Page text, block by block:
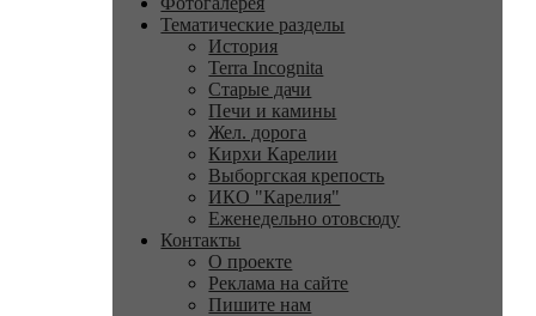
Тематические разделы
История
Terra Incognita
Старые дачи
Печи и камины
Жел. дорога
Кирхи Карелии
Выборгская крепость
ИКО "Карелия"
Еженедельно отовсюду
Контакты
О проекте
Реклама на сайте
Пишите нам